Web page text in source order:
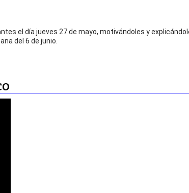
el día jueves 27 de mayo, motivándoles y
del 6 de junio.